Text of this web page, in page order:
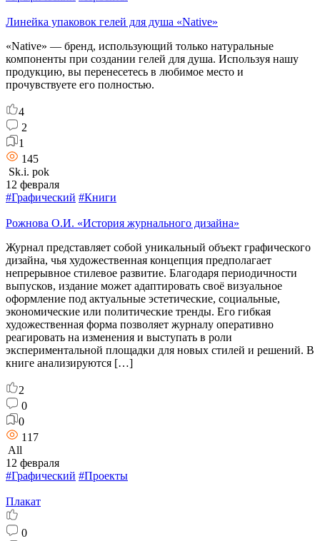
Линейка упаковок гелей для душа «Native»
«Native» — бренд, использующий только натуральные
компоненты при создании гелей для душа. Используя нашу
продукцию, вы перенесетесь в любимое место и
прочувствуете его полностью.
4
2
1
145
Sk.i. pok
12 февраля
#Графический #Книги
Рожнова О.И. «История журнального дизайна»
Журнал представляет собой уникальный объект графического
дизайна, чья художественная концепция предполагает
непрерывное стилевое развитие. Благодаря периодичности
выпусков, издание может адаптировать своё визуальное
оформление под актуальные эстетические, социальные,
экономические или политические тренды. Его гибкая
художественная форма позволяет журналу оперативно
реагировать на изменения и выступать в роли
экспериментальной площадки для новых стилей и решений. В
книге анализируются […]
2
0
0
117
All
12 февраля
#Графический #Проекты
Плакат
0